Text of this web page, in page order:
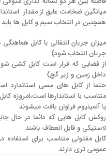
میانگین ضخامت عایق از مقدار
همچنین در انتخاب سیم و کایل ها باید
میزان جریان انتقالی با کابل
جریان انتخاب شود)
از فضایی که قرار است کابل کشی
داخل زمین و زیر گچ)
حتما از کابل های مسی
متناسب با استاندارها است،امروزه
یا آلمینیوم فراوان یافت میشوند
روکش کابل هایی که دائما در حال
لاستیکی و قابل انعطاف باشند
کابل مفتولی متناسب برای استفاده
عمومی تری دارند